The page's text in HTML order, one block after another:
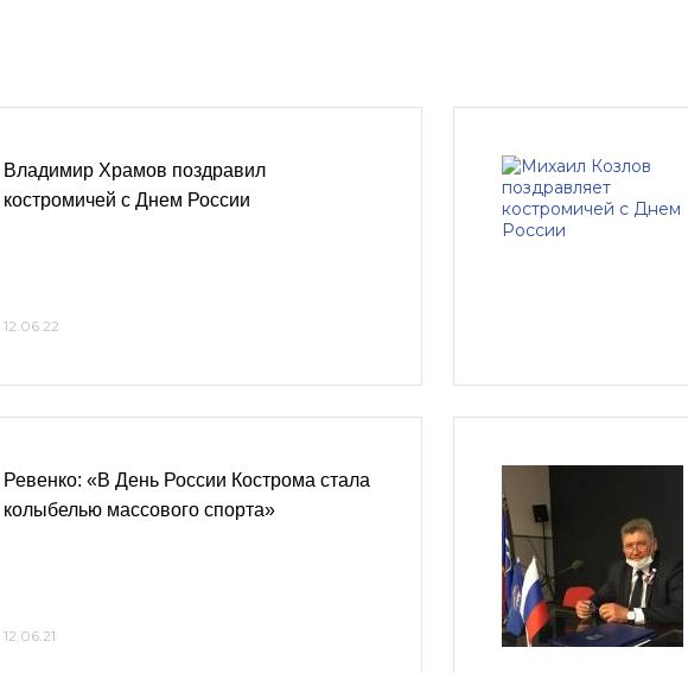
Владимир Храмов поздравил
костромичей с Днем России
12.06.22
Ревенко: «В День России Кострома стала
колыбелью массового спорта»
12.06.21